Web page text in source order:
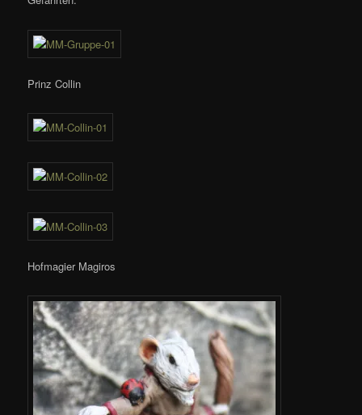
Prinz Collin
Hofmagier Magiros